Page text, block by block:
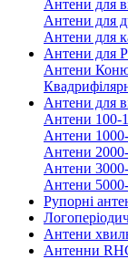
Антени для
Антени для
Антени для
Антени для
Антени
Антени для
Антени 100-
Антени
Антени
Антени
Антени
Рупорні
Антени
Антенни